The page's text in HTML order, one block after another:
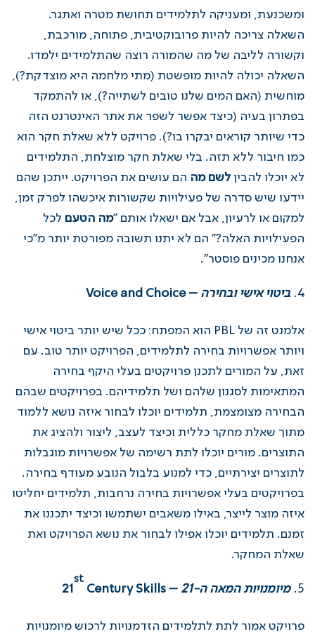
ומשכנעת, ומעניקה לתלמידים תחושת מטרה ואתגר.
השאלה צריכה להיות פרובוקטיבית, פתוחה, מורכבת,
וקשורה לליבה של מה שהמורה רוצה שהתלמידים ילמדו.
השאלה יכולה להיות מופשטת (מתי מלחמה היא מוצדקת?),
מוחשית (האם המים שלנו טובים לשתייה?), או להתמקד
בפתרון בעיה (כיצד אפשר לשפר את אתר האינטרנט הזה
כדי שיותר קוראים יבקרו בו?). פרויקט ללא שאלת חקר הוא
כמו חיבור ללא תזה. בלי שאלת חקר מוצלחת, התלמידים
לא יוכלו להבין לשם מה הם עושים את הפרויקט. ייתכן שהם
יידעו שיש סדרה של פעילויות שקשורות איכשהו לפרק זמן,
למקום או לרעיון, אבל אם ישאלו אותם "מה הטעם לכל
הפעילויות האלה?" הם לא יתנו תשובה מפורטת יותר מ"כי
אנחנו מכינים פוסטר".
ביטוי אישי ובחירה –
Voice and Choice
אלמנט זה של PBL הוא המפתח: ככל שיש יותר ביטוי אישי
ויותר אפשרויות בחירה לתלמידים, הפרויקט יותר טוב. עם
זאת, על המורים לתכנן פרויקטים בעלי היקף בחירה
המתאימות לסגנון שלהם ושל תלמידיהם. בפרויקטים שבהם
הבחירה מצומצמת, תלמידים יוכלו לבחור איזה נושא ללמוד
מתוך שאלת מחקר כללית וכיצד לעצב, ליצור ולהציג את
התוצרים. מורים יוכלו לתת רשימה של אפשרויות מוגבלות
לתוצרים יצירתיים, כדי למנוע בלבול הנובע מעודף בחירה.
בפרויקטים בעלי אפשרויות בחירה נרחבות, תלמידים יחליטו
איזה מוצר לייצר, באילו משאבים ישתמשו וכיצד יתכננו את
זמנם. תלמידים יוכלו אפילו לבחור את נושא הפרויקט ואת
שאלת המחקר.
מיומנויות המאה ה-21 –
21
st
Century Skills
פרויקט אמור לתת לתלמידים הזדמנויות לרכוש מיומנויות